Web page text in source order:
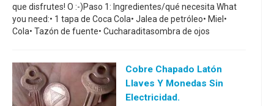
que disfrutes! O :-)Paso 1: Ingredientes/qué necesita What
you need:• 1 tapa de Coca Cola• Jalea de petróleo• Miel•
Cola• Tazón de fuente• Cucharaditasombra de ojos
Cobre Chapado Latón
Llaves Y Monedas Sin
Electricidad.